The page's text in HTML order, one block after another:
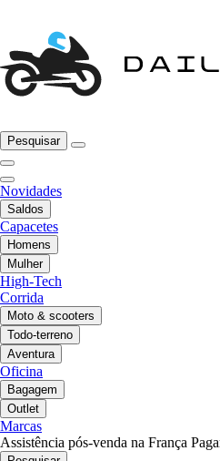
Pesquisar
Novidades
Saldos
Capacetes
Homens
Mulher
High-Tech
Corrida
Moto & scooters
Todo-terreno
Aventura
Oficina
Bagagem
Outlet
Marcas
Assistência pós-venda na França